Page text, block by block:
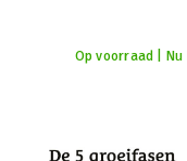
Op voorraad |